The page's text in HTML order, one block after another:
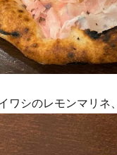
ワシのレモンマリネ、